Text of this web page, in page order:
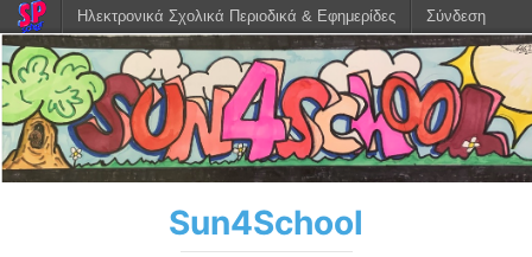
Sun4School
Ηλεκτρονικά Σχολικά Περιοδικά & Εφημερίδες Σύνδεση